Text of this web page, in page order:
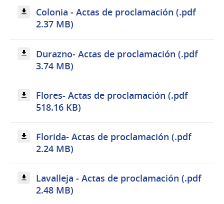
Colonia - Actas de proclamación (.pdf
2.37 MB)
Durazno- Actas de proclamación (.pdf
3.74 MB)
Flores- Actas de proclamación (.pdf
518.16 KB)
Florida- Actas de proclamación (.pdf
2.24 MB)
Lavalleja - Actas de proclamación (.pdf
2.48 MB)